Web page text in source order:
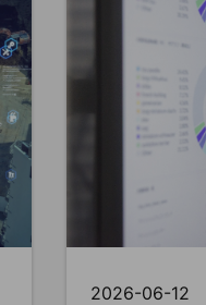
2026-06-12